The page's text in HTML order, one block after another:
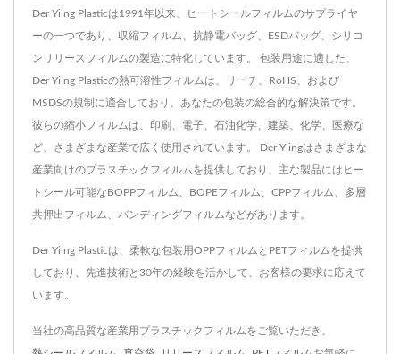
Der Yiing Plasticは1991年以来、ヒートシールフィルムのサプライヤ
ーの一つであり、収縮フィルム、抗静電バッグ、ESDバッグ、シリコ
ンリリースフィルムの製造に特化しています。 包装用途に適した、
Der Yiing Plasticの熱可溶性フィルムは、リーチ、RoHS、および
MSDSの規制に適合しており、あなたの包装の総合的な解決策です。
彼らの縮小フィルムは、印刷、電子、石油化学、建築、化学、医療な
ど、さまざまな産業で広く使用されています。 Der Yiingはさまざまな
産業向けのプラスチックフィルムを提供しており、主な製品にはヒー
トシール可能なBOPPフィルム、BOPEフィルム、CPPフィルム、多層
共押出フィルム、バンディングフィルムなどがあります。
Der Yiing Plasticは、柔軟な包装用OPPフィルムとPETフィルムを提供
しており、先進技術と30年の経験を活かして、お客様の要求に応えて
います。
当社の高品質な産業用プラスチックフィルムをご覧いただき、